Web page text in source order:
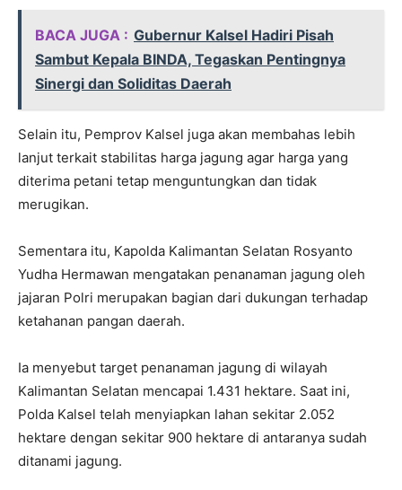
BACA JUGA : Gubernur Kalsel Hadiri Pisah
Sambut Kepala BINDA, Tegaskan Pentingnya
Sinergi dan Soliditas Daerah
Selain itu, Pemprov Kalsel juga akan membahas lebih
lanjut terkait stabilitas harga jagung agar harga yang
diterima petani tetap menguntungkan dan tidak
merugikan.
Sementara itu, Kapolda Kalimantan Selatan Rosyanto
Yudha Hermawan mengatakan penanaman jagung oleh
jajaran Polri merupakan bagian dari dukungan terhadap
ketahanan pangan daerah.
Ia menyebut target penanaman jagung di wilayah
Kalimantan Selatan mencapai 1.431 hektare. Saat ini,
Polda Kalsel telah menyiapkan lahan sekitar 2.052
hektare dengan sekitar 900 hektare di antaranya sudah
ditanami jagung.